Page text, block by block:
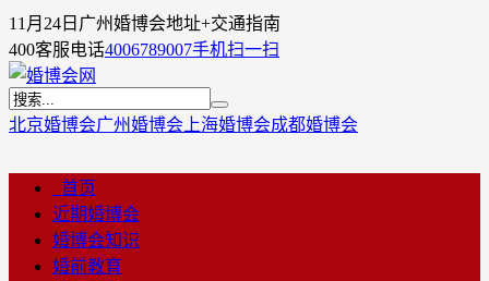
11月24日广州婚博会地址+交通指南
400客服电话4006789007手机扫一扫
北京婚博会广州婚博会 上海婚博会成都婚博会
首页
近期婚博会
婚博会知识
婚前教育